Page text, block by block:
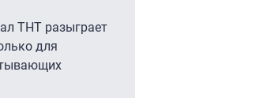
ТНТ разыграет
для